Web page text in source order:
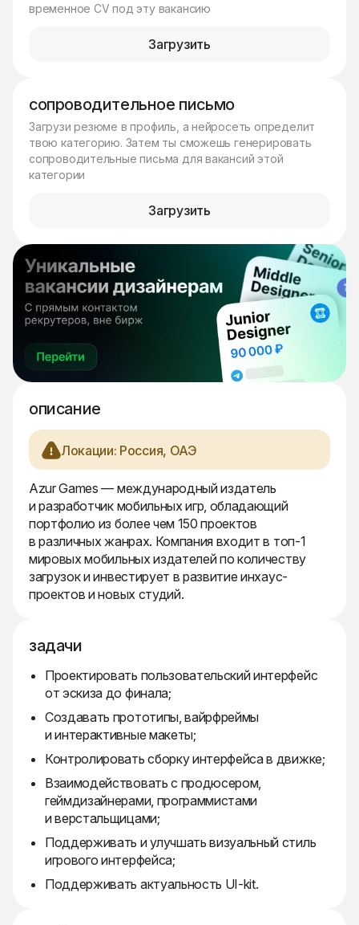
временное CV под эту вакансию
Загрузить
сопроводительное письмо
Загрузи резюме в профиль, а нейросеть определит
твою категорию. Затем ты сможешь генерировать
сопроводительные письма для вакансий этой
категории
Загрузить
описание
Локации: Россия, ОАЭ
Azur Games — международный издатель
и разработчик мобильных игр, обладающий
портфолио из более чем 150 проектов
в различных жанрах. Компания входит в топ-1
мировых мобильных издателей по количеству
загрузок и инвестирует в развитие инхаус-
проектов и новых студий.
задачи
Проектировать пользовательский интерфейс
от эскиза до финала;
Создавать прототипы, вайрфреймы
и интерактивные макеты;
Контролировать сборку интерфейса в движке;
Взаимодействовать с продюсером,
геймдизайнерами, программистами
и верстальщицами;
Поддерживать и улучшать визуальный стиль
игрового интерфейса;
Поддерживать актуальность UI-kit.